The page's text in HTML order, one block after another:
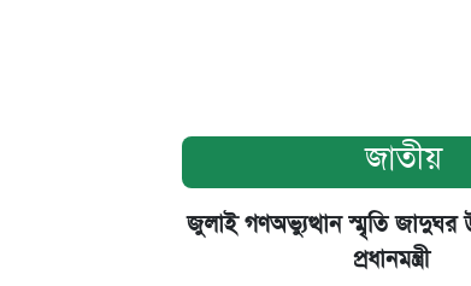
জাতীয়
জুলাই গণঅভ্যুত্থান স্মৃতি জাদুঘর
প্রধানমন্ত্রী